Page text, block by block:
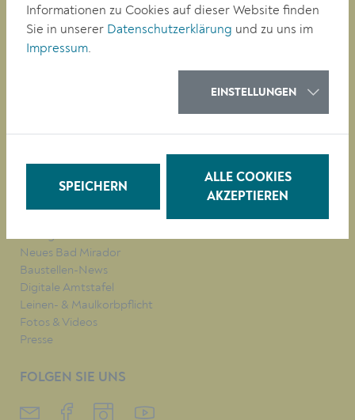
LEBEN
BAUEN/WIRTSCHAFT
BILDUNG
Parken in Krems
Müllkalender
Neues Bad Mirador
Baustellen-News
Digitale Amtstafel
Leinen- & Maulkorbpflicht
Fotos & Videos
Presse
FOLGEN SIE UNS
Informationen zu Cookies auf dieser Website finden
Sie in unserer Datenschutzerklärung und zu uns im
Impressum.
EINSTELLUNGEN
SPEICHERN
ALLE COOKIES
AKZEPTIEREN